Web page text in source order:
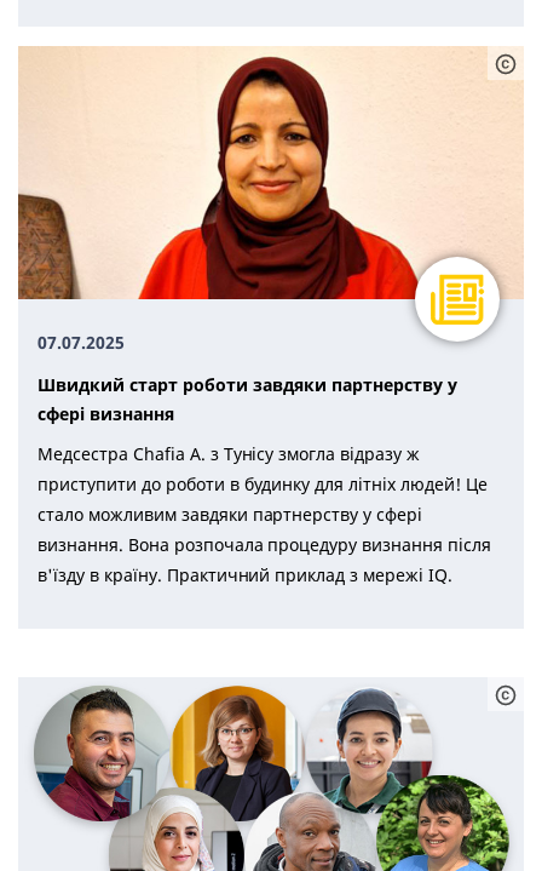
07.07.2025
Швидкий старт роботи завдяки партнерству у
сфері визнання
Медсестра Chafia A. з Тунісу змогла відразу ж
приступити до роботи в будинку для літніх людей! Це
стало можливим завдяки партнерству у сфері
визнання. Вона розпочала процедуру визнання після
в'їзду в країну. Практичний приклад з мережі IQ.